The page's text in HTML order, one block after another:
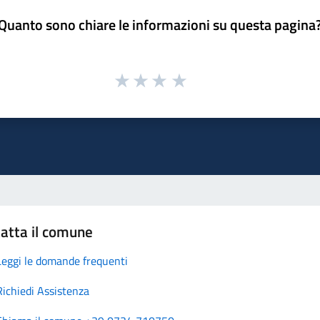
sono chiare le informazioni su questa
il comune
le domande frequenti
Assistenza